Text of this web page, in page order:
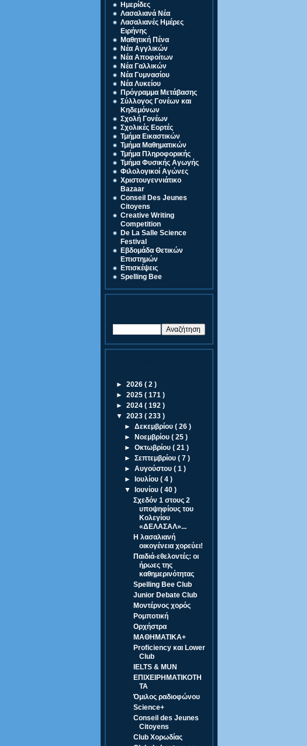
Ημερίδες
Λασαλιανά Νέα
Λασαλιανές Ημέρες
Ειρήνης
Μαθητική Πένα
Νέα Αγγλικών
Νέα Αποφοίτων
Νέα Γαλλικών
Νέα Γυμνασίου
Νέα Λυκείου
Πρόγραμμα Μετάβασης
Σύλλογος Γονέων και
Κηδεμόνων
Σχολή Γονέων
Σχολικές Εορτές
Τμήμα Εικαστικών
Τμήμα Μαθηματικών
Τμήμα Πληροφορικής
Τμήμα Φυσικής Αγωγής
Φιλολογικοί Αγώνες
Χριστουγεννιάτικο
Bazaar
Conseil Des Jeunes
Citoyens
Creative Writing
Competition
De La Salle Science
Festival
Eβδομάδα Θετικών
Επιστημών
Eπισκέψεις
Spelling Bee
► 2026 ( 2 )
► 2025 ( 171 )
► 2024 ( 192 )
▼ 2023 ( 233 )
►Δεκεμβρίου( 26 )
►
Νοεμβρίου( 25 )
►Οκτωβρίου( 21 )
►Σεπτεμβρίου( 7 )
►Αυγούστου( 1 )
►
Ιουλίου( 4 )
▼
Ιουνίου( 40 )
Σχεδόν 1 στους 2
υποψηφίους του
Κολεγίου
«ΔΕΛΑΣΑΛ»...
Η λασαλιανή
οικογένεια χορεύει!
Παιδιά-εθελοντές: οι
ήρωες της
καθημερινότητας
Spelling Bee Club
Junior Debate Club
Μοντέρνος χορός
Ρομποτική
Ορχήστρα
ΜΑΘΗΜΑΤΙΚΑ+
Proficiency και Lower
Club
IELTS & MUN
ΕΠΙΧΕΙΡΗΜΑΤΙΚΟΤΗ
ΤΑ
Όμιλος ραδιοφώνου
Science+
Conseil des Jeunes
Citoyens
Club Χορωδίας